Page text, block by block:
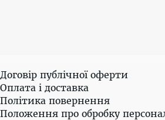
Договір публічної оферти
Оплата і доставка
Політика повернення
Положення про обробку